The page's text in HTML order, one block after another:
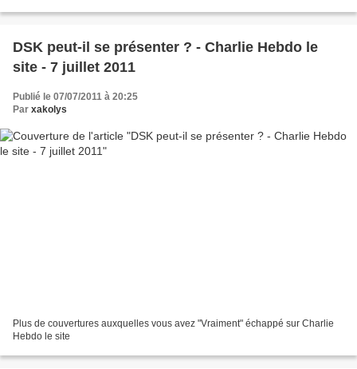
DSK peut-il se présenter ? - Charlie Hebdo le
site - 7 juillet 2011
Publié le 07/07/2011 à 20:25
Par xakolys
Plus de couvertures auxquelles vous avez "Vraiment" échappé sur Charlie
Hebdo le site